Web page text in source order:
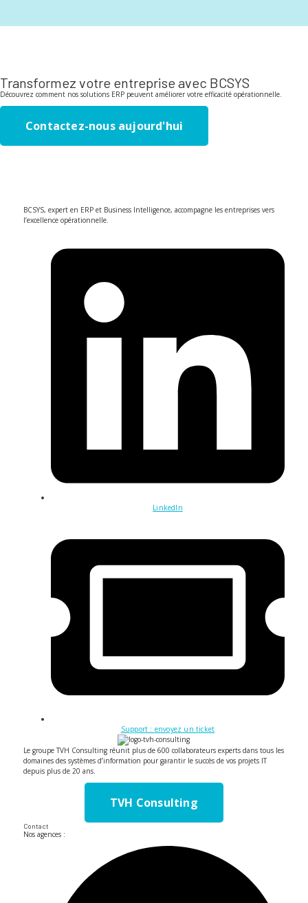
Transformez votre entreprise avec BCSYS
Découvrez comment nos solutions ERP peuvent améliorer votre efficacité opérationnelle.
Contactez-nous aujourd'hui
BCSYS, expert en ERP et Business Intelligence, accompagne les entreprises vers
l’excellence opérationnelle.
LinkedIn
Support : envoyez un ticket
Le groupe TVH Consulting réunit plus de 600 collaborateurs experts dans tous les
domaines des systèmes d’information pour garantir le succès de vos projets IT
depuis plus de 20 ans.
TVH Consulting
Contact
Nos agences :